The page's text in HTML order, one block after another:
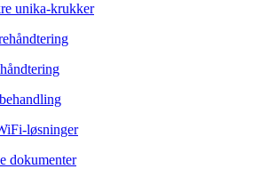
unika-krukker
løsninger
dokumenter